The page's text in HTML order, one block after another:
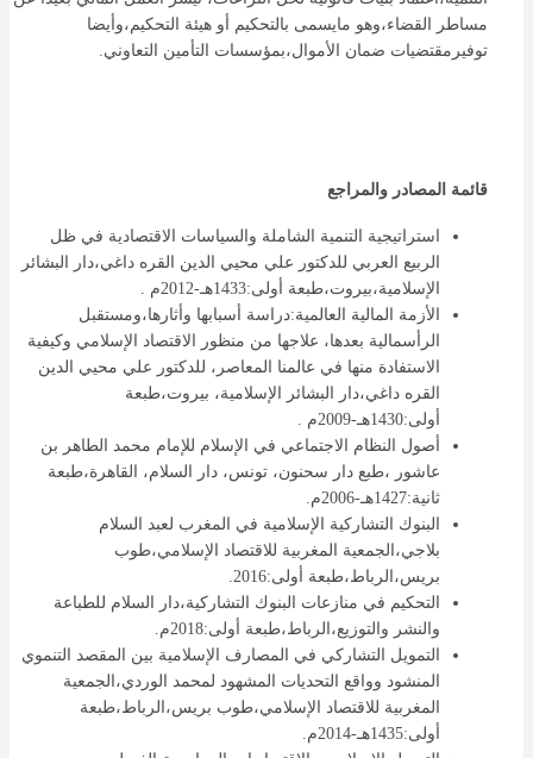
مساطر القضاء،وهو مايسمى بالتحكيم أو هيئة التحكيم،وأيضا
توفيرمقتضيات ضمان الأموال،بمؤسسات التأمين التعاوني.
قائمة المصادر والمراجع
استراتيجية التنمية الشاملة والسياسات الاقتصادية في ظل
الربيع العربي للدكتور علي محيي الدين القره داغي،دار البشائر
الإسلامية،بيروت،طبعة أولى:1433هـ-2012م .
الأزمة المالية العالمية:دراسة أسبابها وأثارها،ومستقبل
الرأسمالية بعدها، علاجها من منظور الاقتصاد الإسلامي وكيفية
الاستفادة منها في عالمنا المعاصر، للدكتور علي محيي الدين
القره داغي،دار البشائر الإسلامية، بيروت،طبعة
أولى:1430هـ-2009م .
أصول النظام الاجتماعي في الإسلام للإمام محمد الطاهر بن
عاشور ،طبع دار سحنون، تونس، دار السلام، القاهرة،طبعة
ثانية:1427هـ-2006م.
البنوك التشاركية الإسلامية في المغرب لعبد السلام
بلاجي،الجمعية المغربية للاقتصاد الإسلامي،طوب
بريس،الرباط،طبعة أولى:2016.
التحكيم في منازعات البنوك التشاركية،دار السلام للطباعة
والنشر والتوزيع،الرباط،طبعة أولى:2018م.
التمويل التشاركي في المصارف الإسلامية بين المقصد التنموي
المنشود وواقع التحديات المشهود لمحمد الوردي،الجمعية
المغربية للاقتصاد الإسلامي،طوب بريس،الرباط،طبعة
أولى:1435هـ-2014م.